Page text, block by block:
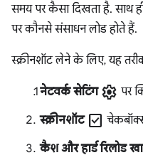
समय पर कैसा दिखता है. साथ
पर कौनसे संसाधन लोड होते हैं.
स्क्रीनशॉट लेने के लिए, यह
नेटवर्क सेटिंग settings पर
स्क्रीनशॉट check_box
कैश और हार्ड रिलोड